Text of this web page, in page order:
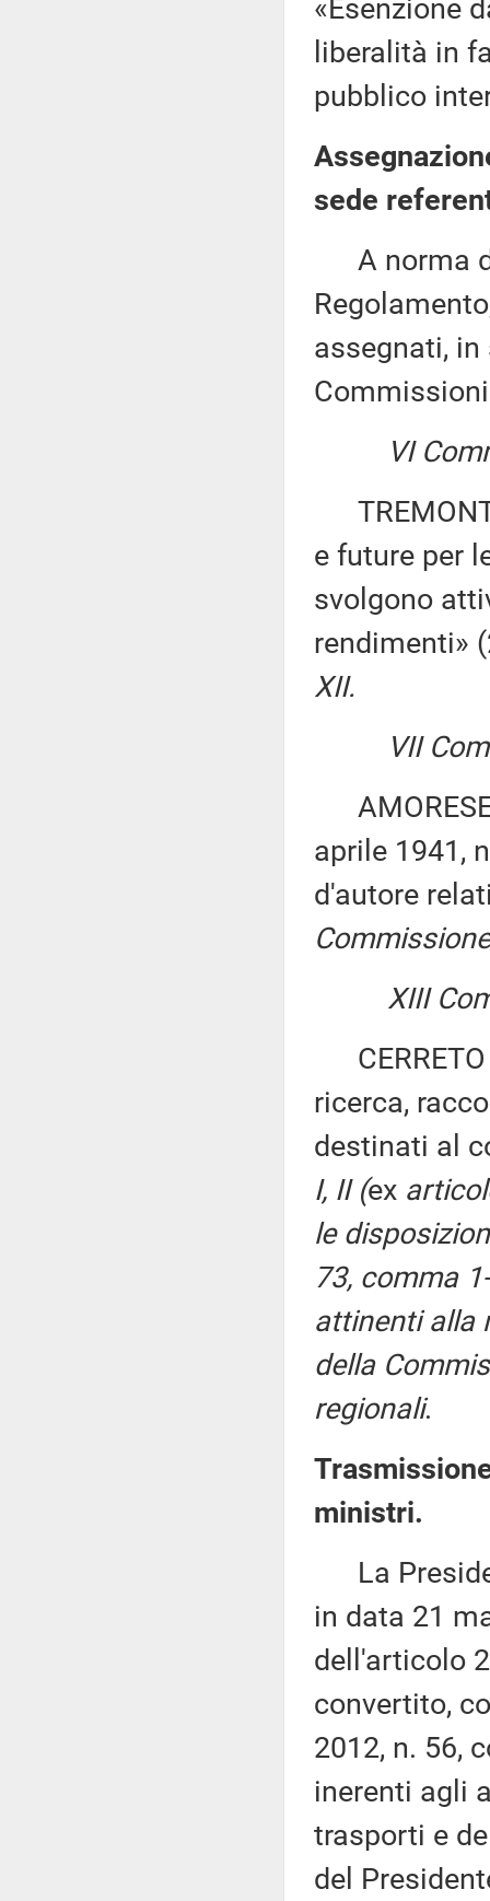
«Esenzione
liberalità in
pubblico
sede
A norma
assegnati,
VI
e future per
svolgono
rendimenti»
XII.
VII
AMORESE
aprile 1941,
d'autore
XIII
CERRETO
ricerca,
destinati al
I, II (ex
le
73, comma 1-
attinenti alla
della
regionali.
ministri.
La
in data 21
dell'articolo
convertito,
2012, n. 56,
inerenti agli
trasporti e
del